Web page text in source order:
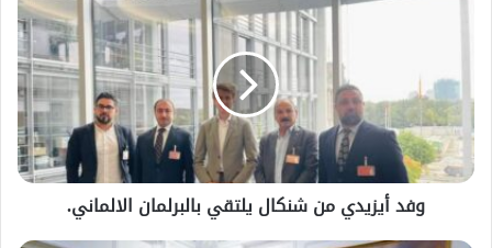
وفد أيزيدي من شنكال يلتقي بالبرلمان الالماني.